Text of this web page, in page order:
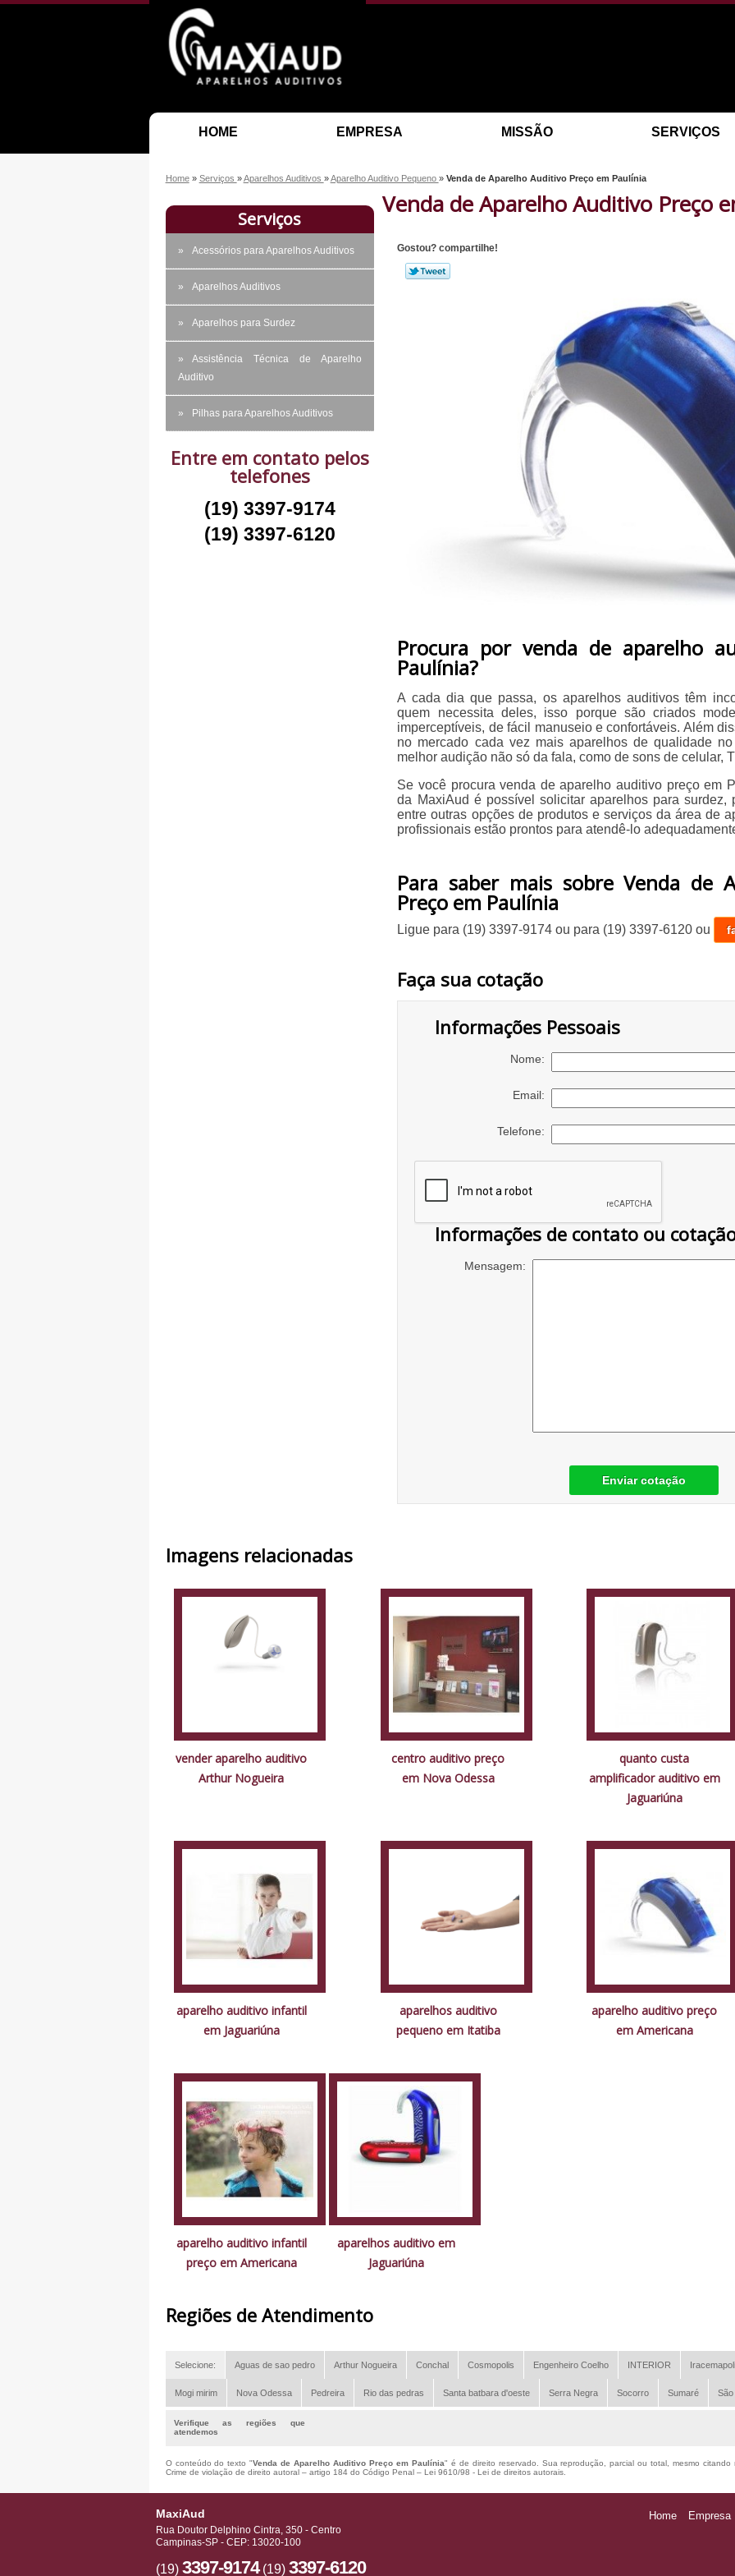
HOME EMPRESA MISSÃO SERVIÇOS
Home » Serviços »Aparelhos Auditivos »Aparelho Auditivo Pequeno » Venda de Aparelho Auditivo Preço em Paulínia
Serviços
Acessórios para Aparelhos Auditivos
Aparelhos Auditivos
Aparelhos para Surdez
Assistência Técnica de Aparelho
Auditivo
Pilhas para Aparelhos Auditivos
Entre em contato pelos
telefones
(19) 3397-9174
(19) 3397-6120
Venda de Aparelho Auditivo Preço
Gostou? compartilhe!
Procura por venda de aparelho
Paulínia?
A cada dia que passa, os aparelhos auditivos têm
quem necessita deles, isso porque são criados
imperceptíveis, de fácil manuseio e confortáveis. Além
no mercado cada vez mais aparelhos de qualidade
melhor audição não só da fala, como de sons de celular,
Se você procura venda de aparelho auditivo preço em
da MaxiAud é possível solicitar aparelhos para surdez,
entre outras opções de produtos e serviços da área de
profissionais estão prontos para atendê-lo
Para saber mais sobre Venda de
Preço em Paulínia
Ligue para (19) 3397-9174 ou para (19) 3397-6120 ou
Faça sua cotação
Informações Pessoais
Nome:
Email:
Telefone:
Informações de contato ou
Mensagem:
Enviar cotação
Imagens relacionadas
vender aparelho auditivo
Arthur Nogueira
centro auditivo preço
em Nova Odessa
quanto custa
amplificador auditivo em
Jaguariúna
aparelho auditivo infantil
em Jaguariúna
aparelhos auditivo
pequeno em Itatiba
aparelho auditivo preço
em Americana
aparelho auditivo infantil
preço em Americana
aparelhos auditivo em
Jaguariúna
Regiões de Atendimento
Selecione: Aguas de sao pedro Arthur Nogueira Conchal Cosmopolis Engenheiro Coelho INTERIOR
Mogi mirim Nova Odessa Pedreira Rio das pedras Santa batbara d'oeste Serra Negra Socorro Sumaré São
Verifique as regiões que
atendemos
O conteúdo do texto "Venda de Aparelho Auditivo Preço em Paulínia" é de direito reservado. Sua reprodução, parcial ou total, mesmo
Crime de violação de direito autoral – artigo 184 do Código Penal – Lei 9610/98 - Lei de direitos autorais.
MaxiAud
Rua Doutor Delphino Cintra, 350 - Centro
Campinas-SP - CEP: 13020-100
(19) 3397-9174(19) 3397-6120
Home Empresa